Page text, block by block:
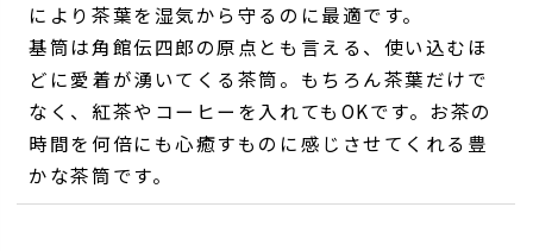
により茶葉を湿気から守るのに最適です。
基筒は角館伝四郎の原点とも言える、使い込むほ
どに愛着が湧いてくる茶筒。もちろん茶葉だけで
なく、紅茶やコーヒーを入れてもOKです。お茶の
時間を何倍にも心癒すものに感じさせてくれる豊
かな茶筒です。